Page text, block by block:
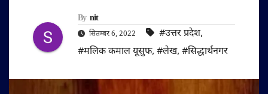
By nit
सितम्बर 6, 2022 #उत्तर प्रदेश,
#मलिक कमाल यूसुफ, #लेख, #सिद्धार्थनगर